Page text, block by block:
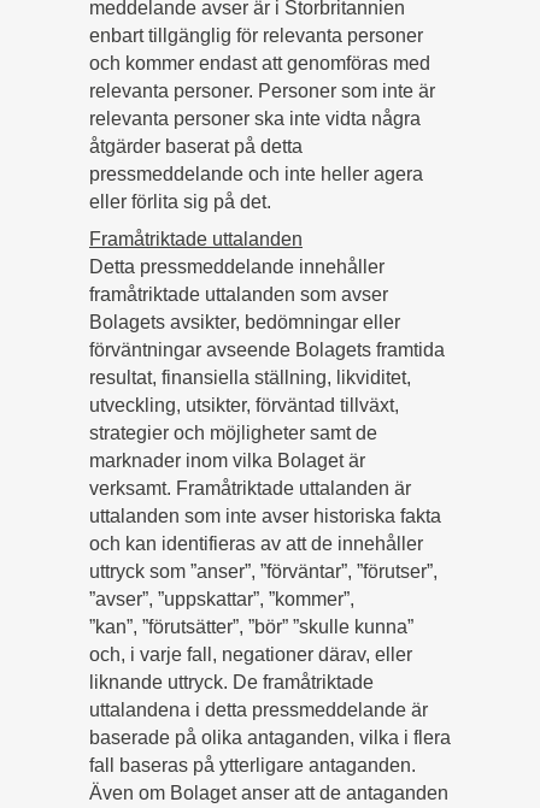
meddelande avser är i Storbritannien
enbart tillgänglig för relevanta personer
och kommer endast att genomföras med
relevanta personer. Personer som inte är
relevanta personer ska inte vidta några
åtgärder baserat på detta
pressmeddelande och inte heller agera
eller förlita sig på det.
Framåtriktade uttalanden
Detta pressmeddelande innehåller
framåtriktade uttalanden som avser
Bolagets avsikter, bedömningar eller
förväntningar avseende Bolagets framtida
resultat, finansiella ställning, likviditet,
utveckling, utsikter, förväntad tillväxt,
strategier och möjligheter samt de
marknader inom vilka Bolaget är
verksamt. Framåtriktade uttalanden är
uttalanden som inte avser historiska fakta
och kan identifieras av att de innehåller
uttryck som ”anser”, ”förväntar”, ”förutser”,
”avser”, ”uppskattar”, ”kommer”,
”kan”, ”förutsätter”, ”bör” ”skulle kunna”
och, i varje fall, negationer därav, eller
liknande uttryck. De framåtriktade
uttalandena i detta pressmeddelande är
baserade på olika antaganden, vilka i flera
fall baseras på ytterligare antaganden.
Även om Bolaget anser att de antaganden